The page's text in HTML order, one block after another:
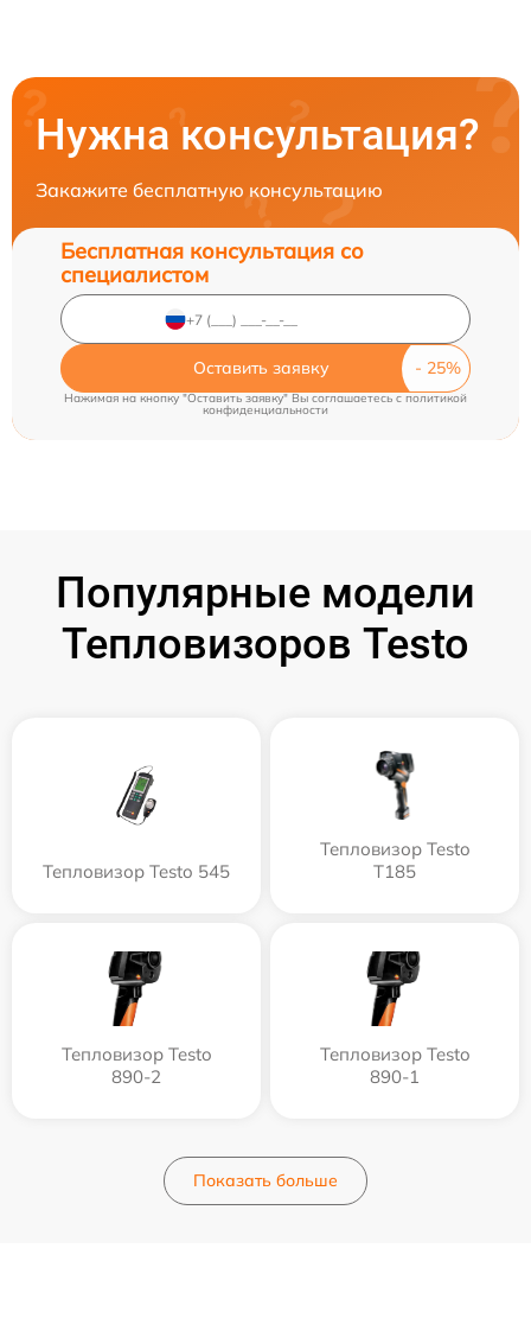
Нужна консультация?
Закажите бесплатную консультацию
Бесплатная консультация со
специалистом
Оставить заявку
Нажимая на кнопку "Оставить заявку" Вы соглашаетесь c политикой
конфиденциальности
Популярные модели
Тепловизоров Testo
Тепловизор Testo 545
Тепловизор Testo
T185
Тепловизор Testo
890-2
Тепловизор Testo
890-1
Показать больше